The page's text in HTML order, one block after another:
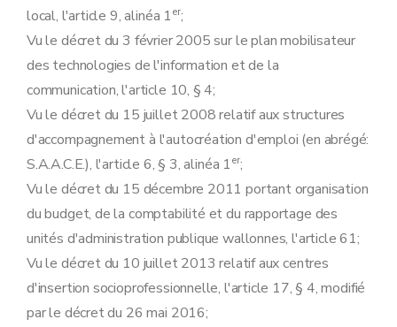
Art. 24
Art. 25
Art. 26
local, l'article 9, alinéa 1er;
Vu le décret du 3 février 2005 sur le plan mobilisateur
des technologies de l'information et de la
communication, l'article 10, § 4;
Vu le décret du 15 juillet 2008 relatif aux structures
d'accompagnement à l'autocréation d'emploi (en abrégé:
S.A.A.C.E.), l'article 6, § 3, alinéa 1er;
Vu le décret du 15 décembre 2011 portant organisation
du budget, de la comptabilité et du rapportage des
unités d'administration publique wallonnes, l'article 61;
Vu le décret du 10 juillet 2013 relatif aux centres
d'insertion socioprofessionnelle, l'article 17, § 4, modifié
par le décret du 26 mai 2016;